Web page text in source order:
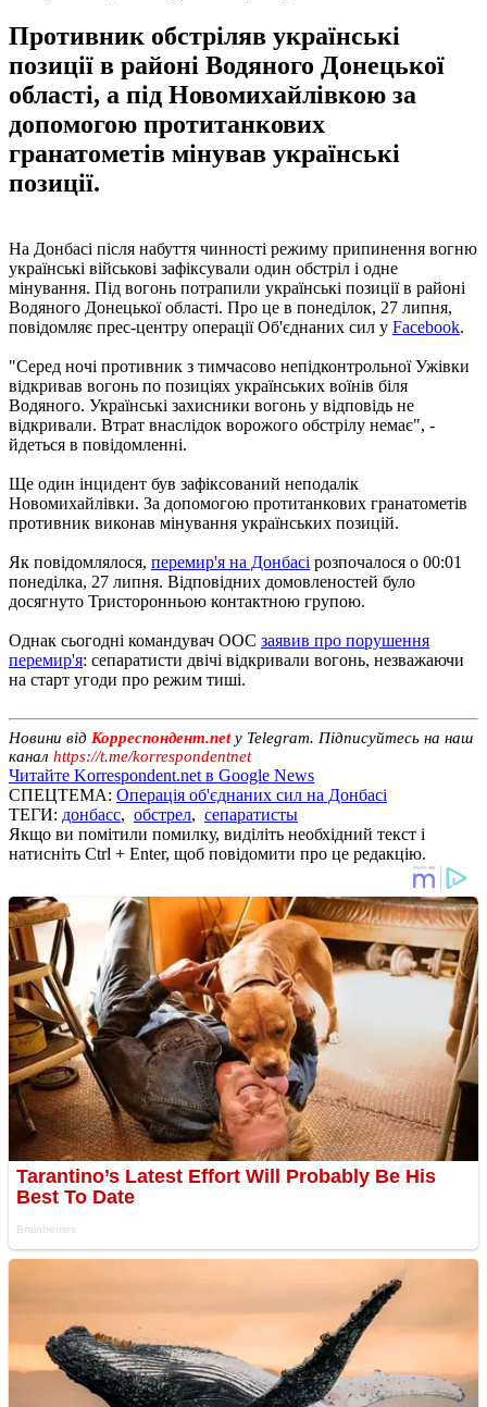
Противник обстріляв українські
позиції в районі Водяного Донецької
області, а під Новомихайлівкою за
допомогою протитанкових
гранатометів мінував українські
позиції.
На Донбасі після набуття чинності режиму припинення вогню
українські військові зафіксували один обстріл і одне
мінування. Під вогонь потрапили українські позиції в районі
Водяного Донецької області. Про це в понеділок, 27 липня,
повідомляє прес-центру операції Об'єднаних сил у Facebook.
"Серед ночі противник з тимчасово непідконтрольної Ужівки
відкривав вогонь по позиціях українських воїнів біля
Водяного. Українські захисники вогонь у відповідь не
відкривали. Втрат внаслідок ворожого обстрілу немає", -
йдеться в повідомленні.
Ще один інцидент був зафіксований неподалік
Новомихайлівки. За допомогою протитанкових гранатометів
противник виконав мінування українських позицій.
Як повідомлялося, перемир'я на Донбасі розпочалося о 00:01
понеділка, 27 липня. Відповідних домовленостей було
досягнуто Тристоронньою контактною групою.
Однак сьогодні командувач ООС заявив про порушення
перемир'я: сепаратисти двічі відкривали вогонь, незважаючи
на старт угоди про режим тиші.
Новини від Корреспондент.netу Telegram. Підписуйтесь на наш
канал https://t.me/korrespondentnet
Читайте Korrespondent.net в Google News
СПЕЦТЕМА: Операція об'єднаних сил на Донбасі
ТЕГИ: донбасс, обстрел, сепаратисты
Якщо ви помітили помилку, виділіть необхідний текст і
натисніть Ctrl + Enter, щоб повідомити про це редакцію.